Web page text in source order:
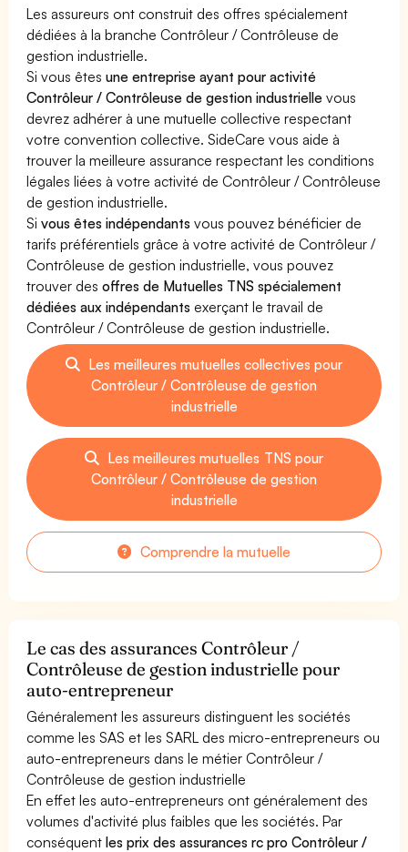
Les assureurs ont construit des offres spécialement
dédiées à la branche Contrôleur / Contrôleuse de
gestion industrielle.
Si vous êtesune entreprise ayant pour activité
Contrôleur / Contrôleuse de gestion industrielle vous
devrez adhérer à une mutuelle collective respectant
votre convention collective. SideCare vous aide à
trouver la meilleure assurance respectant les conditions
légales liées à votre activité de Contrôleur / Contrôleuse
de gestion industrielle.
Sivous êtes indépendants vous pouvez bénéficier de
tarifs préférentiels grâce à votre activité de Contrôleur /
Contrôleuse de gestion industrielle, vous pouvez
trouver desoffres de Mutuelles TNS spécialement
dédiées aux indépendants exerçant le travail de
Contrôleur / Contrôleuse de gestion industrielle.
Les meilleures mutuelles collectives pour
Contrôleur / Contrôleuse de gestion
industrielle
Les meilleures mutuelles TNS pour
Contrôleur / Contrôleuse de gestion
industrielle
Comprendre la mutuelle
Le cas des assurances Contrôleur /
Contrôleuse de gestion industrielle pour
auto-entrepreneur
Généralement les assureurs distinguent les sociétés
comme les SAS et les SARL des micro-entrepreneurs ou
auto-entrepreneurs dans le métier Contrôleur /
Contrôleuse de gestion industrielle
En effet les auto-entrepreneurs ont généralement des
volumes d'activité plus faibles que les sociétés. Par
conséquentles prix des assurances rc pro Contrôleur /